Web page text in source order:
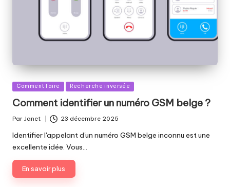
Publié
Comment faire Recherche inversée
Comment identifier un numéro GSM belge ?
Publié
Par Janet 23 décembre 2025
Identifier l'appelant d'un numéro GSM belge inconnu est une
excellente idée. Vous…
En savoir plus